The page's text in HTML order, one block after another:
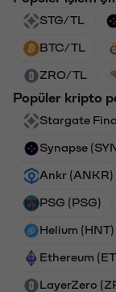
STG/TL
BTC/TL
ZRO/TL
Popüler kripto
Stargate
Synapse
Ankr (ANKR)
PSG (PSG)
Helium (HNT)
Ethereum
LayerZero